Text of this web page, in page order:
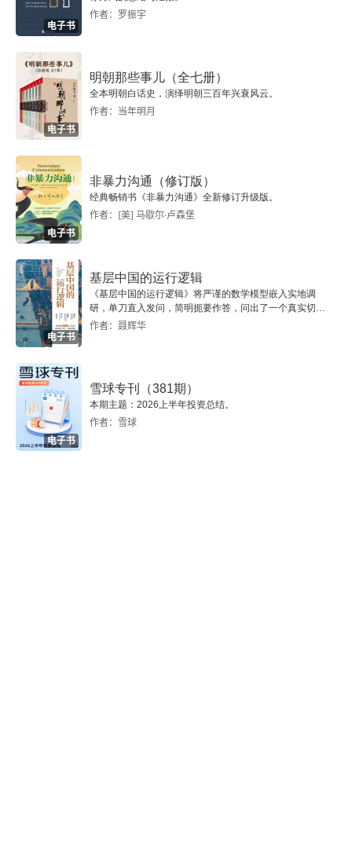
第四十四章 被约束的权力更强大
第八篇 打开国门后的世界
第四十五章 近代世界转型最顺利的国家：日本
第四十六章 朝贡体系与中国的面子外交
第四十七章 要吞并大英帝国的缅甸
第四十八章 海上来的蛮夷和陆上来的不一样
第四十九章 蛮夷之国实现了中国“三代”的理想
第五十章 全球化给中国带来的变化
结语 中国历史的独特性
后记
愚昧的面貌。三、历史有正面，也有侧面。读历
史，要看到历史的正面，也要看到历史的侧面。既
要看到别人做了什么，也要看到我们做了什么，才
能形成全面看待历史的视角。举个例子，我们都知
道中国自古以来重农抑商，可是我们也看到西方恰
恰是靠着发达的商业把创新推向市场，直至发展到
全球霸主地位。那为什么中国古代的皇帝还是推行
这种政策呢？原因有很多种，譬如说：1）中国得
天独厚的地貌环境适合耕种，发展小农经济完全自
给自足，不需要频繁地交换商品。中国的地理封闭
性以及长江流域与黄河流域纬度相当，自西向东，
依靠在水资源播种的农产品大径相同，你有的我也
有，不需要交换，也交换不出更多新的商品。2）
中国夏商周的部落联盟是依靠小农意识或农业文明
发展起来的政体结构，农业讲究分工协作，人与人
的关系必须融洽，人依靠内心的真善美即可维持社
会秩序，儒家强调的 "人性本善" 的根源就在于此，
电子书
作者：罗振宇
电子书
明朝那些事儿（全七册）
全本明朝白话史，演绎明朝三百年兴衰风云。
作者：当年明月
电子书
非暴力沟通（修订版）
经典畅销书《非暴力沟通》全新修订升级版。
作者：[美] 马歇尔·卢森堡
电子书
基层中国的运行逻辑
《基层中国的运行逻辑》将严谨的数学模型嵌入实地调
研，单刀直入发问，简明扼要作答，问出了一个真实切近
的基层中国。
作者：聂辉华
电子书
雪球专刊（381期）
本期主题：2026上半年投资总结。
作者：雪球